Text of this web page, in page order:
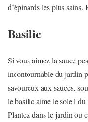
d’épinards les plus sains.
Basilic
Si vous aimez la sauce
incontournable du jardin
savoureux aux sauces,
le basilic aime le soleil
Plantez dans le jardin ou